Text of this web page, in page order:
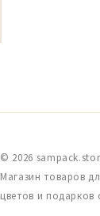
© 2026
Магазин товаров
цветов и подарков